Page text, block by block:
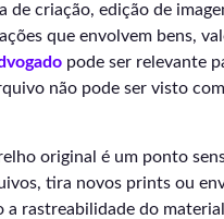
de criação, edição de
que envolvem bens,
pode ser relevante
não pode ser visto
original é um ponto
tira novos prints ou
rastreabilidade do